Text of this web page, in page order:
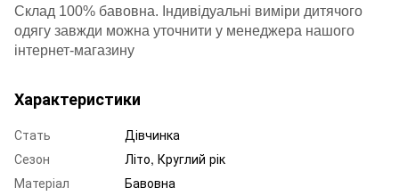
Склад 100% бавовна. Індивідуальні виміри дитячого
одягу завжди можна уточнити у менеджера нашого
інтернет-магазину
Характеристики
Стать
Дівчинка
Сезон
Літо, Круглий рік
Матеріал
Бавовна